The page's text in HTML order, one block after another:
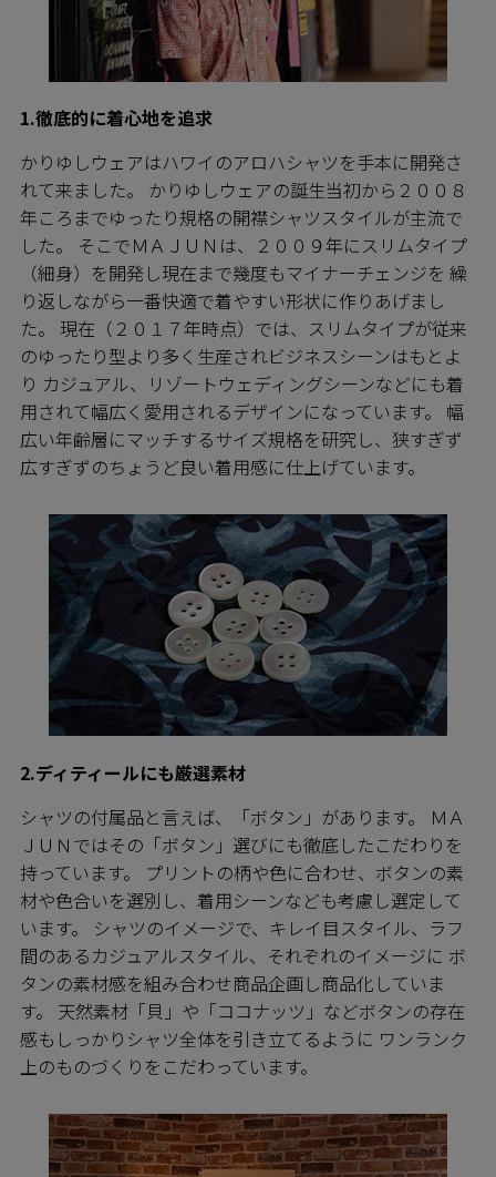
1.徹底的に着心地を追求
かりゆしウェアはハワイのアロハシャツを手本に開発さ
れて来ました。 かりゆしウェアの誕生当初から２００８
年ころまでゆったり規格の開襟シャツスタイルが主流で
した。 そこでＭＡＪＵＮは、２００９年にスリムタイプ
（細身）を開発し現在まで幾度もマイナーチェンジを 繰
り返しながら一番快適で着やすい形状に作りあげまし
た。 現在（２０１７年時点）では、スリムタイプが従来
のゆったり型より多く生産されビジネスシーンはもとよ
り カジュアル、リゾートウェディングシーンなどにも着
用されて幅広く愛用されるデザインになっています。 幅
広い年齢層にマッチするサイズ規格を研究し、狭すぎず
広すぎずのちょうど良い着用感に仕上げています。
2.ディティールにも厳選素材
シャツの付属品と言えば、「ボタン」があります。 ＭＡ
ＪＵＮではその「ボタン」選びにも徹底したこだわりを
持っています。 プリントの柄や色に合わせ、ボタンの素
材や色合いを選別し、着用シーンなども考慮し選定して
います。 シャツのイメージで、キレイ目スタイル、ラフ
間のあるカジュアルスタイル、それぞれのイメージに ボ
タンの素材感を組み合わせ商品企画し商品化していま
す。 天然素材「貝」や「ココナッツ」などボタンの存在
感もしっかりシャツ全体を引き立てるように ワンランク
上のものづくりをこだわっています。